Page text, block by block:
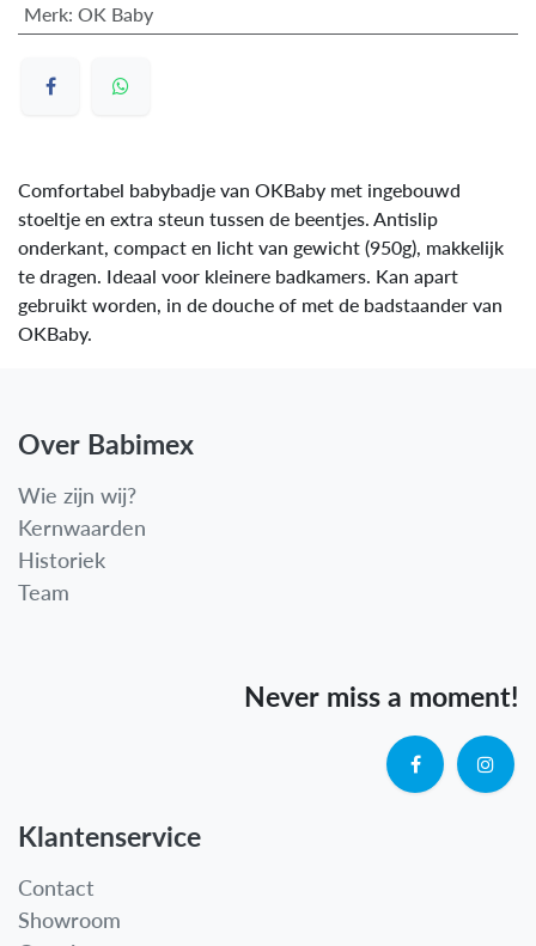
Merk: OK Baby
Comfortabel babybadje van OKBaby met ingebouwd
stoeltje en extra steun tussen de beentjes. Antislip
onderkant, compact en licht van gewicht (950g), makkelijk
te dragen. Ideaal voor kleinere badkamers. Kan apart
gebruikt worden, in de douche of met de badstaander van
OKBaby.
Over Babimex
Wie zijn wij?
Kernwaarden
Historiek
Team
Never miss a moment!
Klantenservice
Contact
Showroom